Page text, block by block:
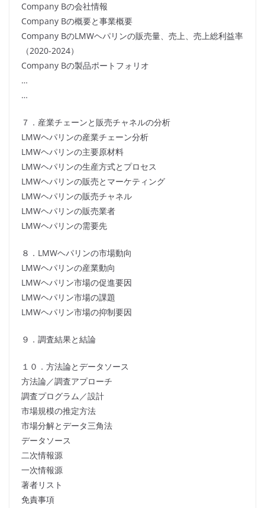
Company Bの会社情報
Company Bの概要と事業概要
Company BのLMWヘパリンの販売量、売上、売上総利益率
（2020-2024）
Company Bの製品ポートフォリオ
…
…
７．産業チェーンと販売チャネルの分析
LMWヘパリンの産業チェーン分析
LMWヘパリンの主要原材料
LMWヘパリンの生産方式とプロセス
LMWヘパリンの販売とマーケティング
LMWヘパリンの販売チャネル
LMWヘパリンの販売業者
LMWヘパリンの需要先
８．LMWヘパリンの市場動向
LMWヘパリンの産業動向
LMWヘパリン市場の促進要因
LMWヘパリン市場の課題
LMWヘパリン市場の抑制要因
９．調査結果と結論
１０．方法論とデータソース
方法論／調査アプローチ
調査プログラム／設計
市場規模の推定方法
市場分解とデータ三角法
データソース
二次情報源
一次情報源
著者リスト
免責事項